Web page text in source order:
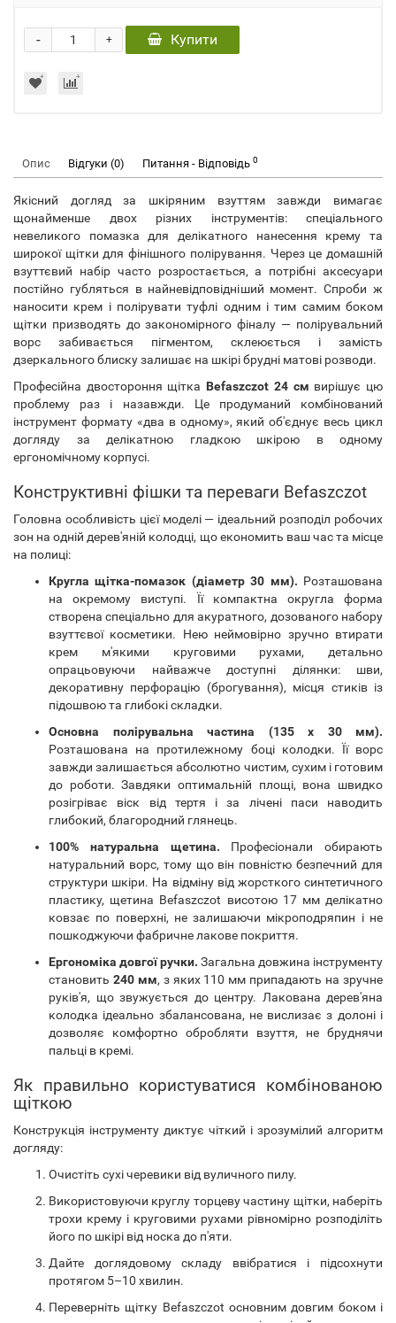
+
- Купити
Опис Відгуки (0) Питання - Відповідь 0
Якісний догляд за шкіряним взуттям завжди вимагає
щонайменше двох різних інструментів: спеціального
невеликого помазка для делікатного нанесення крему та
широкої щітки для фінішного полірування. Через це домашній
взуттєвий набір часто розростається, а потрібні аксесуари
постійно губляться в найневідповідніший момент. Спроби ж
наносити крем і полірувати туфлі одним і тим самим боком
щітки призводять до закономірного фіналу — полірувальний
ворс забивається пігментом, склеюється і замість
дзеркального блиску залишає на шкірі брудні матові розводи.
Професійна двостороння щітка Befaszczot 24 см вирішує цю
проблему раз і назавжди. Це продуманий комбінований
інструмент формату «два в одному», який об'єднує весь цикл
догляду за делікатною гладкою шкірою в одному
ергономічному корпусі.
Конструктивні фішки та переваги Befaszczot
Головна особливість цієї моделі — ідеальний розподіл робочих
зон на одній дерев'яній колодці, що економить ваш час та місце
на полиці:
Кругла щітка-помазок (діаметр 30 мм). Розташована
на окремому виступі. Її компактна округла форма
створена спеціально для акуратного, дозованого набору
взуттєвої косметики. Нею неймовірно зручно втирати
крем м'якими круговими рухами, детально
опрацьовуючи найважче доступні ділянки: шви,
декоративну перфорацію (брогування), місця стиків із
підошвою та глибокі складки.
Основна полірувальна частина (135 x 30 мм).
Розташована на протилежному боці колодки. Її ворс
завжди залишається абсолютно чистим, сухим і готовим
до роботи. Завдяки оптимальній площі, вона швидко
розігріває віск від тертя і за лічені паси наводить
глибокий, благородний глянець.
100% натуральна щетина. Професіонали обирають
натуральний ворс, тому що він повністю безпечний для
структури шкіри. На відміну від жорсткого синтетичного
пластику, щетина Befaszczot висотою 17 мм делікатно
ковзає по поверхні, не залишаючи мікроподряпин і не
пошкоджуючи фабричне лакове покриття.
Ергономіка довгої ручки. Загальна довжина інструменту
становить 240 мм, з яких 110 мм припадають на зручне
руків'я, що звужується до центру. Лакована дерев'яна
колодка ідеально збалансована, не вислизає з долоні і
дозволяє комфортно обробляти взуття, не бруднячи
пальці в кремі.
Як правильно користуватися комбінованою
щіткою
Конструкція інструменту диктує чіткий і зрозумілий алгоритм
догляду:
Очистіть сухі черевики від вуличного пилу.
Використовуючи круглу торцеву частину щітки, наберіть
трохи крему і круговими рухами рівномірно розподіліть
його по шкірі від носка до п'яти.
Дайте доглядовому складу ввібратися і підсохнути
протягом 5–10 хвилин.
Переверніть щітку Befaszczot основним довгим боком і